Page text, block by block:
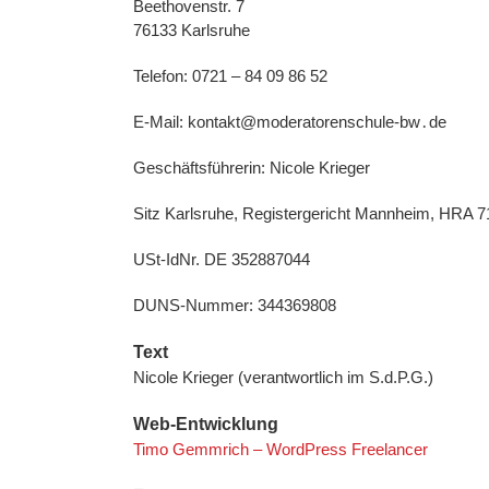
Beethovenstr. 7
76133 Karlsruhe
Telefon: 0721 – 84 09 86 52
E-Mail: kontakt@moderatorenschule-bw․de
Geschäftsführerin: Nicole Krieger
Sitz Karlsruhe, Registergericht Mannheim, HRA
USt-IdNr. DE 352887044
DUNS-Nummer: 344369808
Text
Nicole Krieger (verantwortlich im S.d.P.G.)
Web-Entwicklung
Timo Gemmrich – WordPress Freelancer